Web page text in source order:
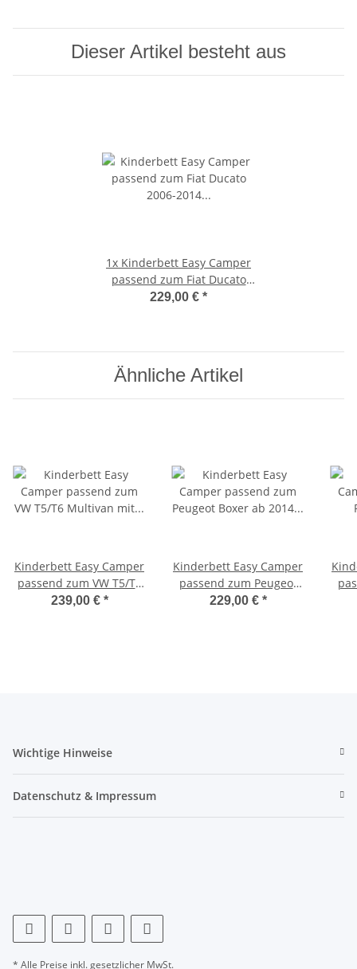
Dieser Artikel besteht aus
1x Kinderbett Easy Camper
passend zum Fiat Ducato
2006-2014 inkl.Tasche
229,00 € *
Ähnliche Artikel
Kinderbett Easy Camper
passend zum VW T5/T6
Multivan mit
239,00 € *
Kinderbett Easy Camper
passend zum Peugeot
Boxer ab 2014
229,00 € *
Wichtige Hinweise
Datenschutz & Impressum
* Alle Preise inkl. gesetzlicher MwSt.